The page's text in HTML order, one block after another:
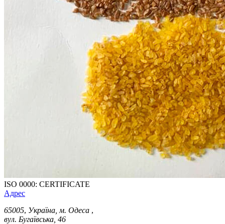
ISO 0000: CERTIFICATE
Адрес
65005, Україна, м. Одеса ,
вул. Бугаївська, 46